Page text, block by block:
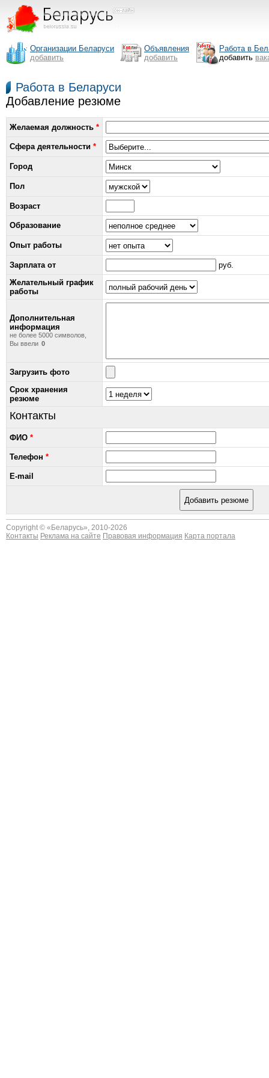
Организации Беларуси
добавить
Объявления
добавить
Работа в
добавить
Работа в Беларуси
Добавление резюме
Желаемая должность *
Сфера деятельности *
Город
Пол
Возраст
Образование
Опыт работы
Зарплата от
руб.
Желательный график
работы
Дополнительная
информация
не более 5000 символов,
Вы ввели
Загрузить фото
Срок хранения
резюме
Контакты
ФИО *
Телефон *
E-mail
Copyright © « Беларусь», 2010-2026
Контакты Реклама на сайте Правовая информация Карта портала